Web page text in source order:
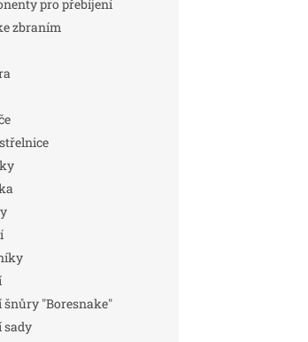
pro přebíjení
zbraním
šnůry "Boresnake"
sady